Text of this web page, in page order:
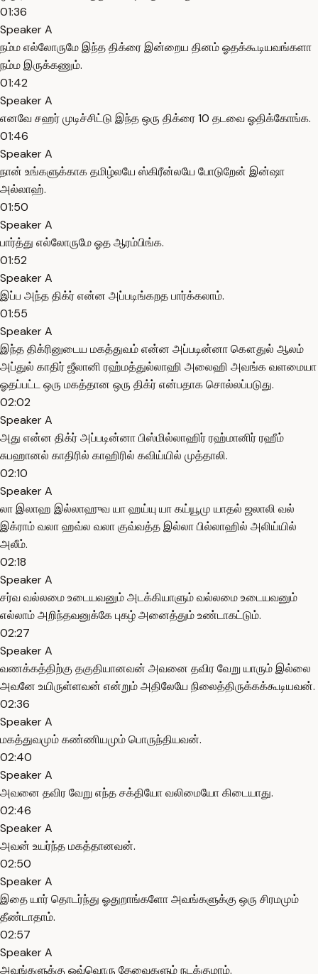
01:36
Speaker A
நம்ம எல்லோருமே இந்த திக்ரை இன்றைய தினம் ஓதக்கூடியவங்களா
நம்ம இருக்கணும்.
01:42
Speaker A
எனவே சஹர் முடிச்சிட்டு இந்த ஒரு திக்ரை 10 தடவை ஓதிக்கோங்க.
01:46
Speaker A
நான் உங்களுக்காக தமிழ்லயே ஸ்கிரீன்லயே போடுறேன் இன்ஷா
அல்லாஹ்.
01:50
Speaker A
பார்த்து எல்லோருமே ஓத ஆரம்பிங்க.
01:52
Speaker A
இப்ப அந்த திக்ர் என்ன அப்படிங்கறத பார்க்கலாம்.
01:55
Speaker A
இந்த திக்ரினுடைய மகத்துவம் என்ன அப்படின்னா கௌதுல் ஆலம்
அப்துல் காதிர் ஜீலானி ரஹ்மத்துல்லாஹி அலைஹி அவங்க வளமையா
ஓதப்பட்ட ஒரு மகத்தான ஒரு திக்ர் என்பதாக சொல்லப்படுது.
02:02
Speaker A
அது என்ன திக்ர் அப்படின்னா பிஸ்மில்லாஹிர் ரஹ்மானிர் ரஹீம்
சுபஹானல் காதிரில் காஹிரில் கவிய்யில் முத்தாலி.
02:10
Speaker A
லா இலாஹ இல்லாஹுவ யா ஹய்யு யா கய்யூமு யாதல் ஜலாலி வல்
இக்ராம் வலா ஹவ்ல வலா குவ்வத்த இல்லா பில்லாஹில் அலிய்யில்
அலீம்.
02:18
Speaker A
சர்வ வல்லமை உடையவனும் அடக்கியாளும் வல்லமை உடையவனும்
எல்லாம் அறிந்தவனுக்கே புகழ் அனைத்தும் உண்டாகட்டும்.
02:27
Speaker A
வணக்கத்திற்கு தகுதியானவன் அவனை தவிர வேறு யாரும் இல்லை
அவனே உயிருள்ளவன் என்றும் அதிலேயே நிலைத்திருக்கக்கூடியவன்.
02:36
Speaker A
மகத்துவமும் கண்ணியமும் பொருந்தியவன்.
02:40
Speaker A
அவனை தவிர வேறு எந்த சக்தியோ வலிமையோ கிடையாது.
02:46
Speaker A
அவன் உயர்ந்த மகத்தானவன்.
02:50
Speaker A
இதை யார் தொடர்ந்து ஓதுறாங்களோ அவங்களுக்கு ஒரு சிரமமும்
தீண்டாதாம்.
02:57
Speaker A
அவங்களுக்கு ஒவ்வொரு தேவைகளும் நடக்குமாம்.